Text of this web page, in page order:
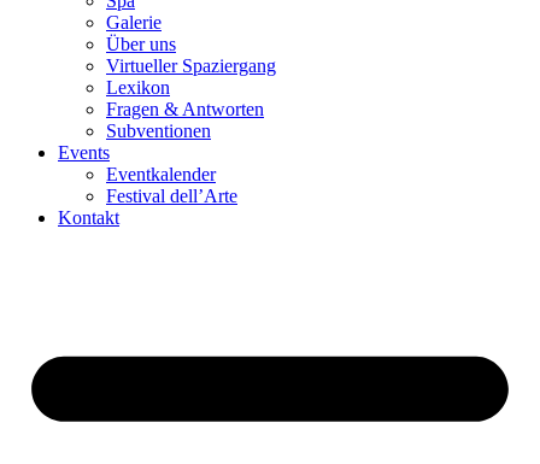
Galerie
Über uns
Virtueller Spaziergang
Lexikon
Fragen & Antworten
Subventionen
Events
Eventkalender
Festival dell’Arte
Kontakt